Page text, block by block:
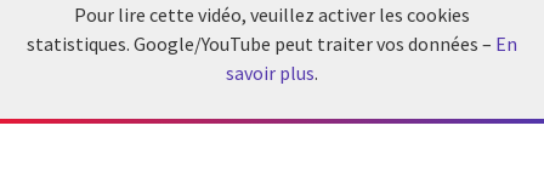
Pour lire cette vidéo, veuillez activer les cookies
statistiques. Google/YouTube peut traiter vos données – En
savoir plus.